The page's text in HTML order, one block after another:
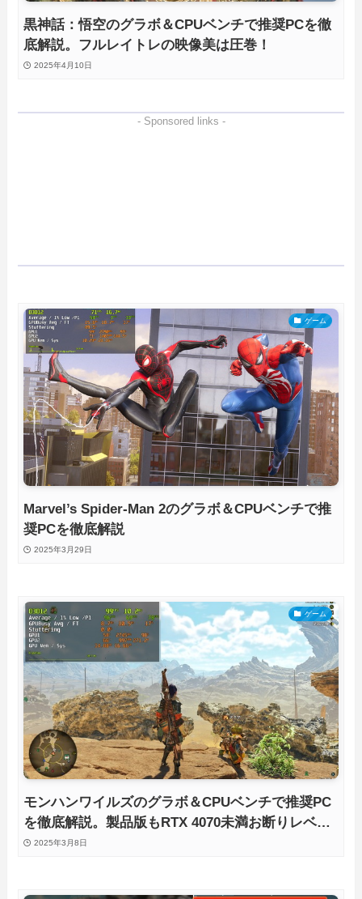
黒神話：悟空のグラボ＆CPUベンチで推奨PCを徹
底解説。フルレイトレの映像美は圧巻！
2025年4月10日
- Sponsored links -
ゲーム
Marvel’s Spider-Man 2のグラボ＆CPUベンチで推
奨PCを徹底解説
2025年3月29日
ゲーム
モンハンワイルズのグラボ＆CPUベンチで推奨PC
を徹底解説。製品版もRTX 4070未満お断りレベル
の激重！？
2025年3月8日